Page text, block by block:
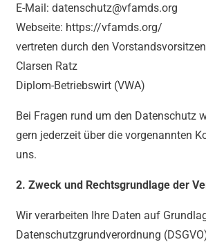
E-Mail: datenschutz@vfamds.org
Webseite: https://vfamds.org/
vertreten durch den
Clarsen Ratz
Diplom-Betriebswirt (VWA)
Bei Fragen rund um den Datenschutz
gern jederzeit über die vorgenannten
uns.
2. Zweck und Rechtsgrundlage der
Wir verarbeiten Ihre Daten auf
Datenschutzgrundverordnung